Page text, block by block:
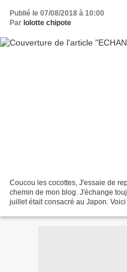
Publié le 07/08/2018 à 10:00
Par lolotte chipote
Coucou les cocottes, J'essaie de
chemin de mon blog. J'échange
juillet était consacré au Japon.